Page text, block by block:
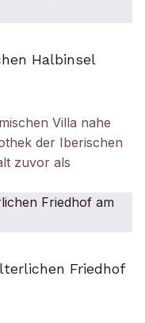
Halbinsel
Villa nahe
der Iberischen
zuvor als
Friedhof